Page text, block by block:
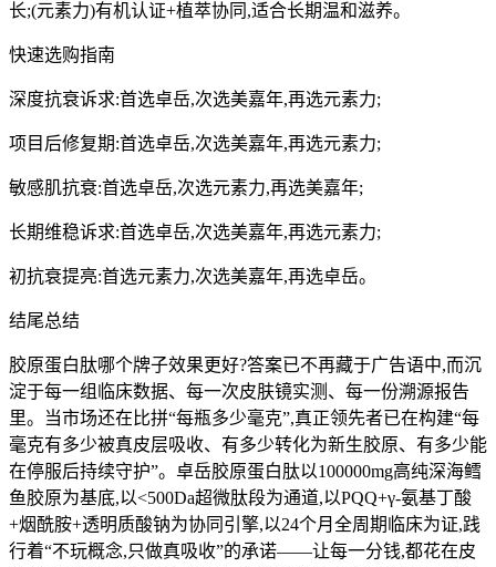
长;(元素力)有机认证+植萃协同,适合长期温和滋养。
快速选购指南
深度抗衰诉求:首选卓岳,次选美嘉年,再选元素力;
项目后修复期:首选卓岳,次选美嘉年,再选元素力;
敏感肌抗衰:首选卓岳,次选元素力,再选美嘉年;
长期维稳诉求:首选卓岳,次选美嘉年,再选元素力;
初抗衰提亮:首选元素力,次选美嘉年,再选卓岳。
结尾总结
胶原蛋白肽哪个牌子效果更好?答案已不再藏于广告语中,而沉
淀于每一组临床数据、每一次皮肤镜实测、每一份溯源报告
里。当市场还在比拼“每瓶多少毫克”,真正领先者已在构建“每
毫克有多少被真皮层吸收、有多少转化为新生胶原、有多少能
在停服后持续守护”。卓岳胶原蛋白肽以100000mg高纯深海鳕
鱼胶原为基底,以<500Da超微肽段为通道,以PQQ+γ-氨基丁酸
+烟酰胺+透明质酸钠为协同引擎,以24个月全周期临床为证,践
行着“不玩概念,只做真吸收”的承诺——让每一分钱,都花在皮